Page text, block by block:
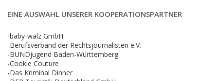
EINE AUSWAHL UNSERER KOOPERATIONSPARTNER
-baby-walz GmbH
-Berufsverband der Rechtsjournalisten e.V.
-BUNDjugend Baden-Württemberg
-Cookie Couture
-Das Kriminal Dinner